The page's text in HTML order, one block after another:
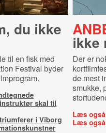
du ikke
til en fisk med
Festival byder
skal til
i Viborg
ikke
Der er
de mest
smukke,
Læs
Læs